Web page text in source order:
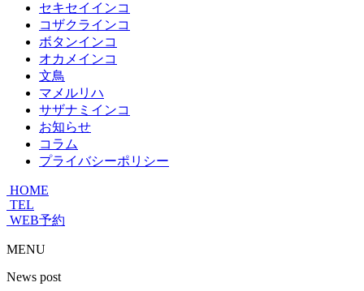
セキセイインコ
コザクラインコ
ボタンインコ
オカメインコ
文鳥
マメルリハ
サザナミインコ
お知らせ
コラム
プライバシーポリシー
HOME
TEL
WEB予約
MENU
News post